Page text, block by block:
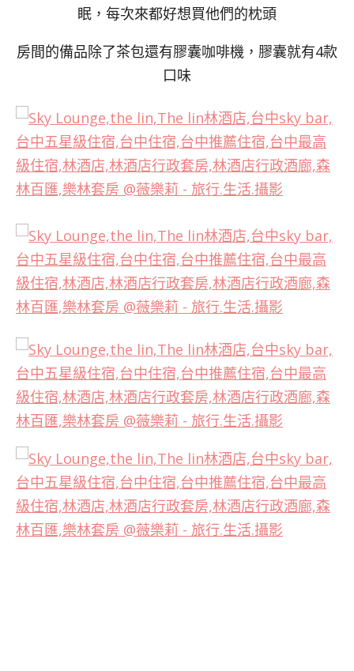
眠，每次來都好想買他們的枕頭
房間的備品除了茶包還有膠囊咖啡機，膠囊就有4款
口味